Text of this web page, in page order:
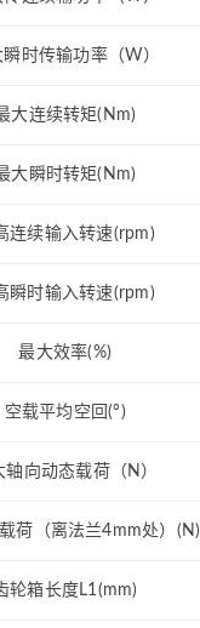
瞬时传输功率（W）
大连续转矩(Nm)
大瞬时转矩(Nm)
连续输入转速(rpm)
瞬时输入转速(rpm)
最大效率(%)
空载平均空回(°)
轴向动态载荷（N）
荷（离法兰4mm处）(N)
轮箱长度L1(mm)